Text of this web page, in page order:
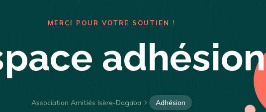
MERCI POUR VOTRE SOUTIEN !
adhésion
Association Amitiés Isère-Dagaba Adhésion